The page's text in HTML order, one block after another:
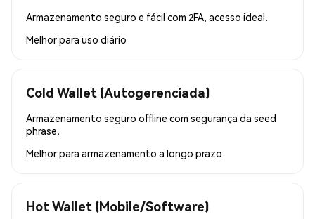
Armazenamento seguro e fácil com 2FA, acesso ideal.
Melhor para uso diário
Cold Wallet (Autogerenciada)
Armazenamento seguro offline com segurança da seed
phrase.
Melhor para armazenamento a longo prazo
Hot Wallet (Mobile/Software)